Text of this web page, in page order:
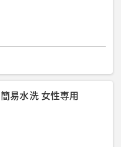
易水洗 女性専用